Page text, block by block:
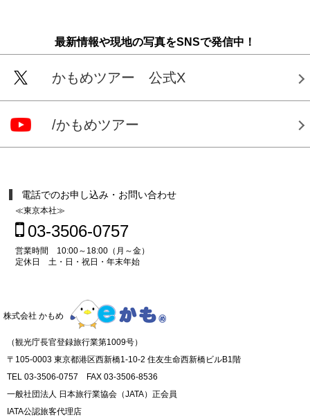
最新情報や現地の写真をSNSで発信中！
かもめツアー 公式X
/かもめツアー
電話でのお申し込み・お問い合わせ
≪東京本社≫
03-3506-0757
営業時間 10:00～18:00（月～金）
定休日 土・日・祝日・年末年始
株式会社 かもめ
（観光庁長官登録旅行業第1009号）
〒105-0003 東京都港区西新橋1-10-2 住友生命西新橋ビルB1階
TEL 03-3506-0757 FAX 03-3506-8536
一般社団法人 日本旅行業協会（JATA）正会員
IATA公認旅客代理店